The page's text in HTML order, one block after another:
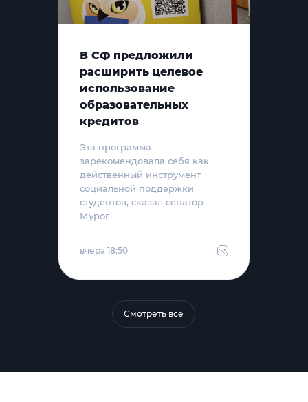
В СФ предложили
расширить целевое
использование
образовательных
кредитов
Эта программа
зарекомендовала себя как
действенный инструмент
социальной поддержки
студентов, сказал сенатор
Мурог
вчера 18:50
Смотреть все